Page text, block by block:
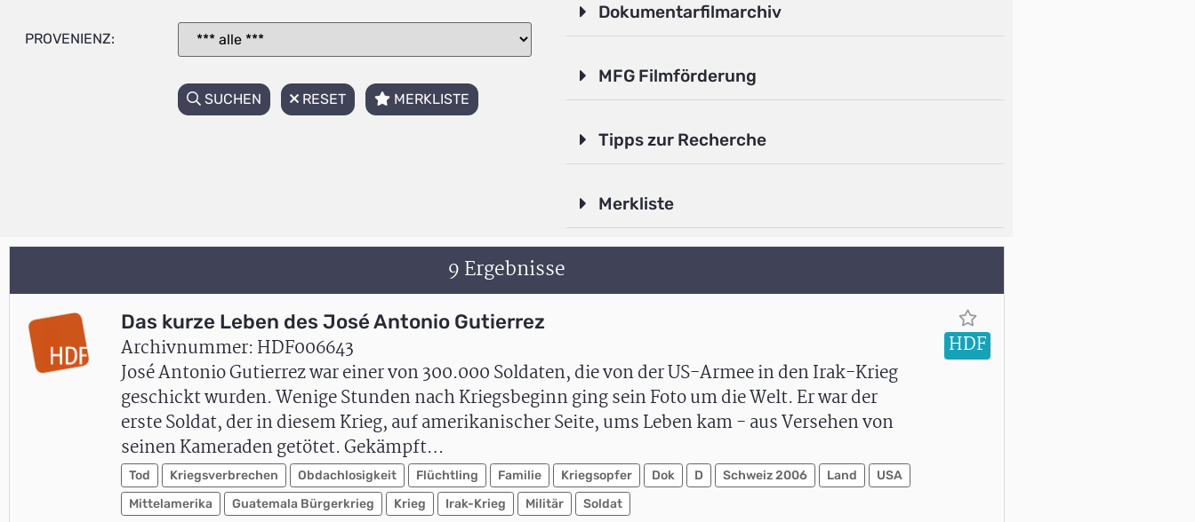
PROVENIENZ:
SUCHEN RESET MERKLISTE
Dokumentarfilmarchiv
MFG Filmförderung
Tipps zur Recherche
Merkliste
9 Ergebnisse
Das kurze Leben des José Antonio Gutierrez
Archivnummer: HDF006643
José Antonio Gutierrez war einer von 300.000 Soldaten, die von der US-Armee in den Irak-Krieg
geschickt wurden. Wenige Stunden nach Kriegsbeginn ging sein Foto um die Welt. Er war der
erste Soldat, der in diesem Krieg, auf amerikanischer Seite, ums Leben kam - aus Versehen von
seinen Kameraden getötet. Gekämpft…
Tod Kriegsverbrechen Obdachlosigkeit Flüchtling Familie Kriegsopfer Dok D Schweiz 2006 Land
USA
Mittelamerika
Guatemala Bürgerkrieg Krieg Irak-Krieg Militär Soldat
HDF